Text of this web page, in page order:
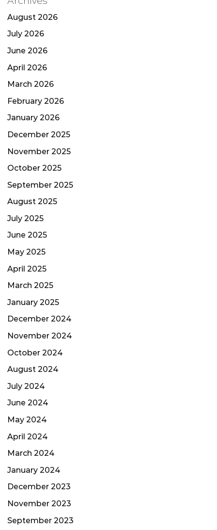
August 2026
July 2026
June 2026
April 2026
March 2026
February 2026
January 2026
December 2025
November 2025
October 2025
September 2025
August 2025
July 2025
June 2025
May 2025
April 2025
March 2025
January 2025
December 2024
November 2024
October 2024
August 2024
July 2024
June 2024
May 2024
April 2024
March 2024
January 2024
December 2023
November 2023
September 2023